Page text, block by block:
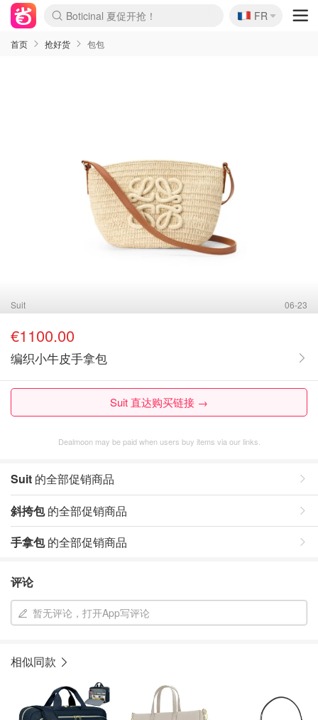
Boticinal 夏促开抢！
4折！lulu周四疯狂上新
还没结束！&OtherStories大促
Joybuy变相75折 随时失效
速领！Stanley独家85折
疑似霸哥！Camper额外叠85折
Zalando 奥莱闪促！每日更新
Moncler反季囤！5折起+叠9折
Coach Brooklyn仅€192
🇫🇷
FR
首页 抢好货 包包
Suit 06-23
€1100.00
编织小牛皮手拿包
Suit 直达购买链接 →
Dealmoon may be paid when users buy items via our links.
Suit 的全部促销商品
斜挎包的全部促销商品
手拿包的全部促销商品
评论
暂无评论，打开App写评论
相似同款